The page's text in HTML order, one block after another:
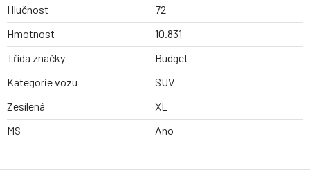
Hlučnost
72
Hmotnost
10.831
Třída značky
Budget
Kategorie vozu
SUV
Zesílená
XL
MS
Ano